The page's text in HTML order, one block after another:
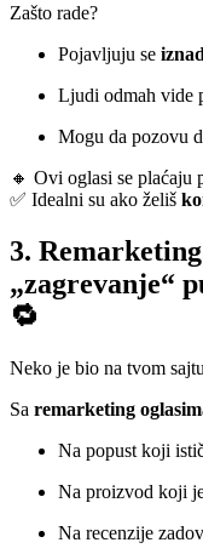
Zašto rade?
Pojavljuju se
Ljudi odmah vide
Mogu da pozovu
🔸 Ovi oglasi se plaćaju
✅ Idealni su ako želiš
3.
„zagrevanje“
🔁
Neko je bio na tvom
Sa remarketing
Na popust koji
Na proizvod koji
Na recenzije